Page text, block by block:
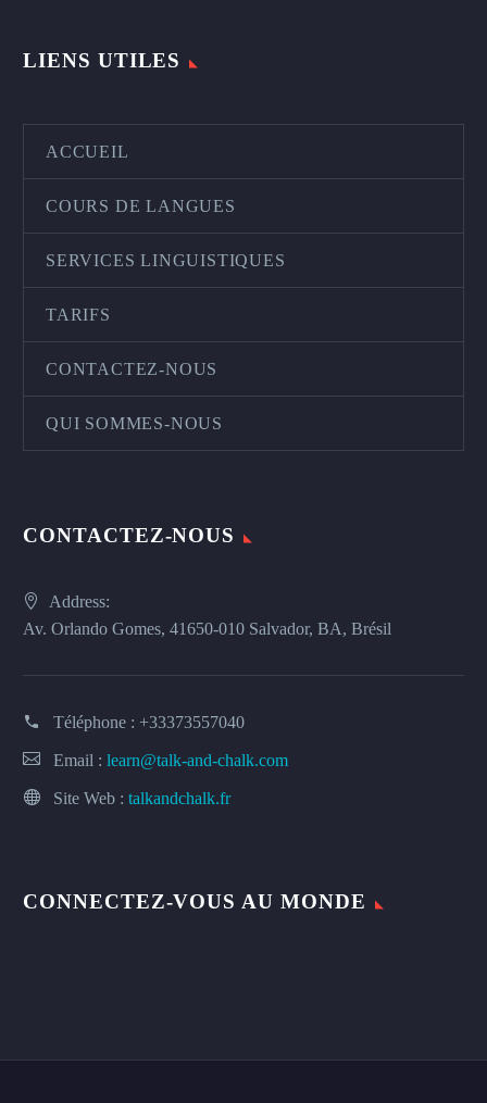
LIENS UTILES
ACCUEIL
COURS DE LANGUES
SERVICES LINGUISTIQUES
TARIFS
CONTACTEZ-NOUS
QUI SOMMES-NOUS
CONTACTEZ-NOUS
Address:
Av. Orlando Gomes, 41650-010 Salvador, BA, Brésil
Téléphone : +33373557040
Email : learn@talk-and-chalk.com
Site Web : talkandchalk.fr
CONNECTEZ-VOUS AU MONDE